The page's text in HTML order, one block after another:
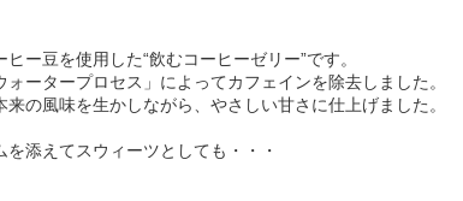
ー豆を使用した“飲むコーヒーゼリー”です。
ータープロセス」によってカフェインを除去しました。
の風味を生かしながら、やさしい甘さに仕上げました。
添えてスウィーツとしても・・・